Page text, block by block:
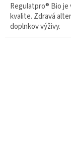
Regulatpro® Bio je
kvalite. Zdravá
doplnkov výživy.